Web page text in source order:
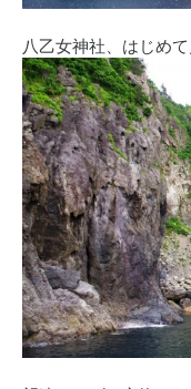
八乙女神社、はじめ